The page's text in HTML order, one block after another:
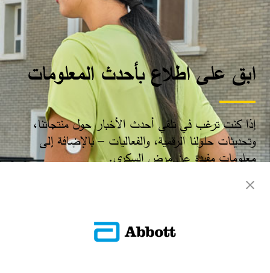
ابق على اطلاع بأحدث المعلومات
إذا كنت ترغب في تلقي أحدث الأخبار حول منتجاتنا،
وتحديثات حلولنا الرقمية، والفعاليات – بالإضافة إلى
معلومات مفيدة عن مرض السكري.​